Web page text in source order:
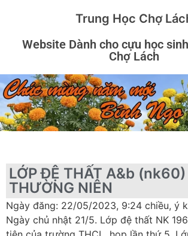
Trung Học Chợ
Website Dành cho cựu học
Chợ Lách
LỚP ĐỆ THẤT A&b (nk60)
THƯỜNG NIÊN
Ngày đăng: 22/05/2023, 9:24 chiều, ý
Ngày chủ nhật 21/5. Lớp đệ thất NK